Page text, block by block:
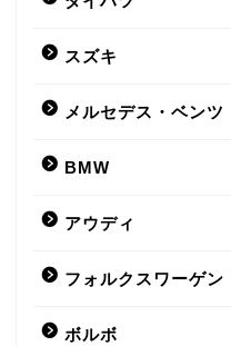
スズキ
メルセデス・ベンツ
BMW
アウディ
フォルクスワーゲン
ボルボ